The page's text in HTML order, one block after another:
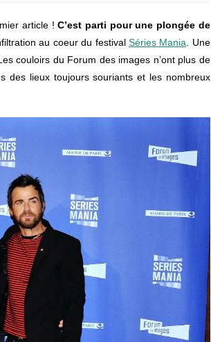
article !C’est parti pour une plongée de
au coeur du festival Séries Mania . Une
couloirs du Forum des images n’ont plus de
des lieux toujours souriants et les nombreux